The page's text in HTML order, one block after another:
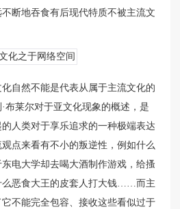
断地吞食有后现代特质不被主流文
自然不能是代表从属于主流文化的
布莱尔对于亚文化现象的概述，是
人类对于享乐追求的一种极端表达
点来看有不小的叛逆性，例如什么
电大学却去喝大酒制作游戏，给搔
么恶食大王的皮套人打大钱……而主
不能完全包容、接收这些看似过于